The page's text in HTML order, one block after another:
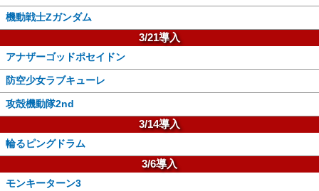
機動戦士Zガンダム
3/21導入
アナザーゴッドポセイドン
防空少女ラブキューレ
攻殻機動隊2nd
3/14導入
輪るピングドラム
3/6導入
モンキーターン3